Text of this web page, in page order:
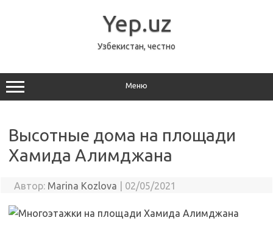
Yep.uz
Узбекистан, честно
Меню
Высотные дома на площади
Хамида Алимджана
Автор: Marina Kozlova 02/05/2021